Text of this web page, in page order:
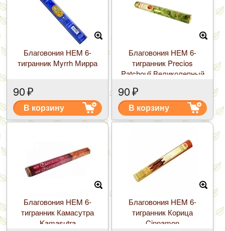
Благовония HEM 6-
тигранник Myrrh Мирра
90₽
В корзину
Благовония HEM 6-
тигранник Precios
Patchouli Великолепный
90₽
В корзину
Благовония HEM 6-
тигранник Камасутра
Kamasutra
Благовония HEM 6-
тигранник Корица
Cinnamon